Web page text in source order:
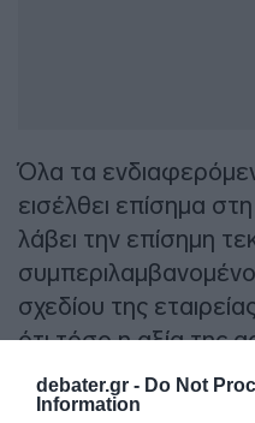
debater.gr - Do Not
Information
Όλα τα
εισέλθει επίσημα
λάβει την επίσημη
σχεδίου της
ότι τόσο η αξία της
franchise όσο και η
franchise θα